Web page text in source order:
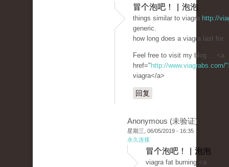
冒个泡吧！ | 泡泡
things similar to viagra http://
generic.
how long does a viagra last for.
Feel free to visit my blog ... <a
href=" http://www.viagrabs.com/
viagra</a>
回复
Anonymous (未验证)
星期三, 06/05/2019 - 16:35
永久连接
冒个泡吧！ | 泡泡
viagra fat burning <a